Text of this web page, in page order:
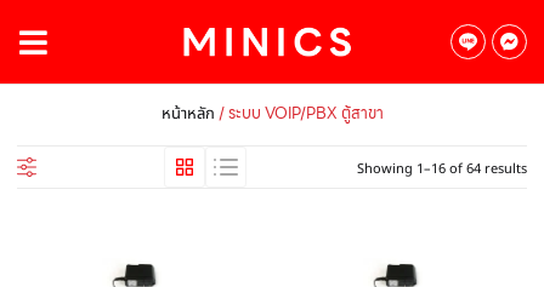
หน้าหลัก / ระบบ VOIP/PBX ตู้สาขา
Showing 1–16 of 64 results